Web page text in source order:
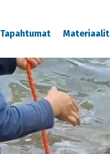
Tapahtumat Materiaalit